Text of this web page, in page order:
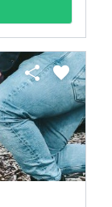
share favorite